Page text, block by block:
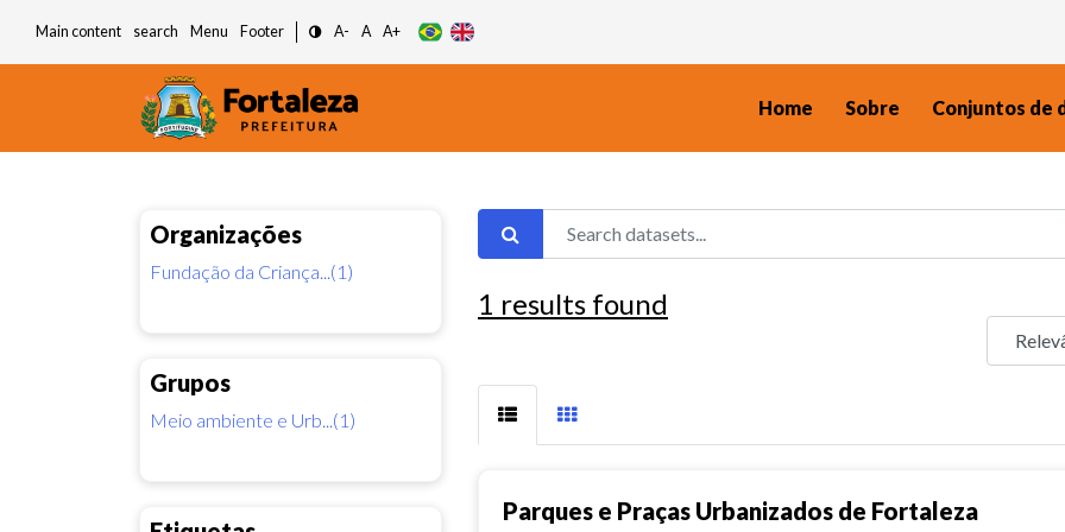
Main content search Menu Footer A- A A+
Home Sobre Conjuntos de
Organizações
Fundação da Criança...(1)
Grupos
Meio ambiente e Urb...(1)
1 results found
Parques e Praças Urbanizados de Fortaleza